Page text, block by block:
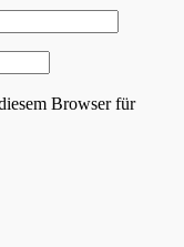
Browser für